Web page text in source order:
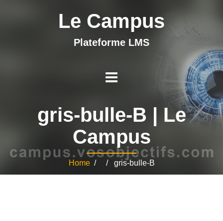
Le Campus
Plateforme LMS
gris-bulle-B | Le
Campus
Home/ / gris-bulle-B